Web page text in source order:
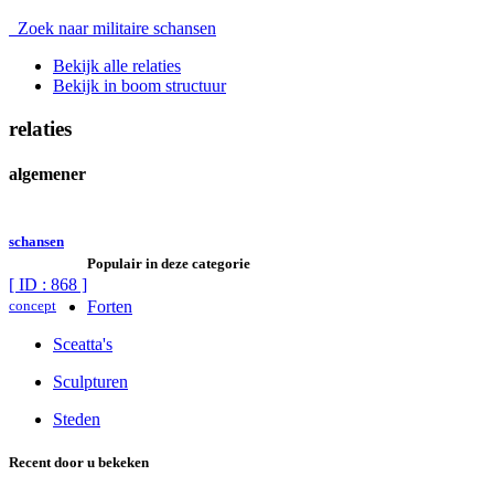
Zoek naar militaire schansen
Bekijk alle relaties
Bekijk in boom structuur
relaties
algemener
schansen
[ ID : 868 ]
concept
Populair in deze categorie
Forten
Sceatta's
Sculpturen
Steden
Recent door u bekeken